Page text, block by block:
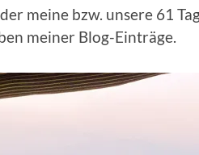
meine bzw. unsere 61
meiner Blog-Einträge.